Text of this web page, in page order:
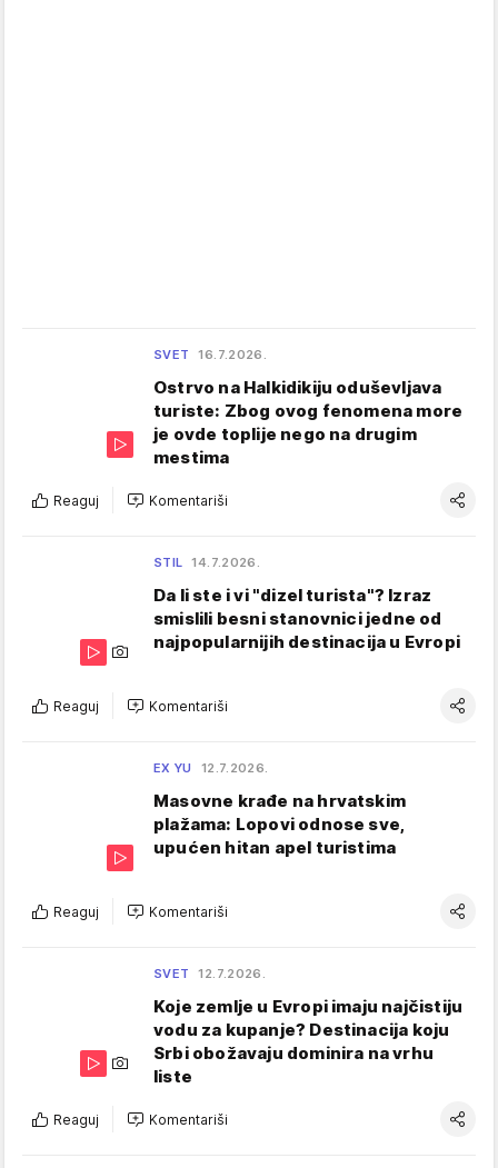
SVET 16.7.2026.
Ostrvo na Halkidikiju oduševljava
turiste: Zbog ovog fenomena more
je ovde toplije nego na drugim
mestima
Reaguj Komentariši
STIL 14.7.2026.
Da li ste i vi "dizel turista"? Izraz
smislili besni stanovnici jedne od
najpopularnijih destinacija u Evropi
Reaguj Komentariši
EX YU 12.7.2026.
Masovne krađe na hrvatskim
plažama: Lopovi odnose sve,
upućen hitan apel turistima
Reaguj Komentariši
SVET 12.7.2026.
Koje zemlje u Evropi imaju najčistiju
vodu za kupanje? Destinacija koju
Srbi obožavaju dominira na vrhu
liste
Reaguj Komentariši